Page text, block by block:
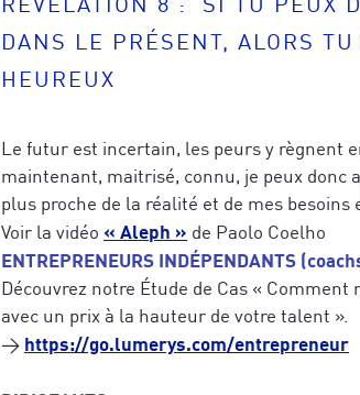
DANS LE PRÉSENT, ALORS
HEUREUX
Le futur est incertain, les peurs y règnent
maintenant, maitrisé, connu, je peux donc
plus proche de la réalité et de mes besoins
Voir la vidéo « Aleph » de Paolo Coelho
ENTREPRENEURS INDÉPENDANTS
Découvrez notre Étude de Cas «
avec un prix à la hauteur de votre talent ».
→ https://go.lumerys.com/entrepreneur